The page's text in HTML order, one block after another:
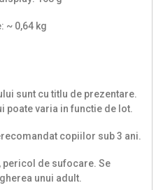
~ 0,64 kg
sunt cu titlu de prezentare.
poate varia in functie de lot.
copiilor sub 3 ani.
pericol de sufocare. Se
unui adult.